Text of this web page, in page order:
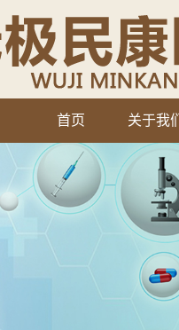
首页 关于我们